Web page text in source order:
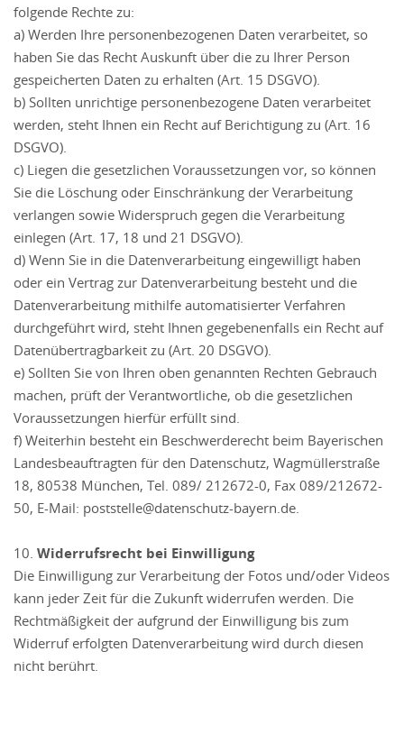
folgende Rechte zu:
a) Werden Ihre personenbezogenen Daten verarbeitet, so
haben Sie das Recht Auskunft über die zu Ihrer Person
gespeicherten Daten zu erhalten (Art. 15 DSGVO).
b) Sollten unrichtige personenbezogene Daten verarbeitet
werden, steht Ihnen ein Recht auf Berichtigung zu (Art. 16
DSGVO).
c) Liegen die gesetzlichen Voraussetzungen vor, so können
Sie die Löschung oder Einschränkung der Verarbeitung
verlangen sowie Widerspruch gegen die Verarbeitung
einlegen (Art. 17, 18 und 21 DSGVO).
d) Wenn Sie in die Datenverarbeitung eingewilligt haben
oder ein Vertrag zur Datenverarbeitung besteht und die
Datenverarbeitung mithilfe automatisierter Verfahren
durchgeführt wird, steht Ihnen gegebenenfalls ein Recht auf
Datenübertragbarkeit zu (Art. 20 DSGVO).
e) Sollten Sie von Ihren oben genannten Rechten Gebrauch
machen, prüft der Verantwortliche, ob die gesetzlichen
Voraussetzungen hierfür erfüllt sind.
f) Weiterhin besteht ein Beschwerderecht beim Bayerischen
Landesbeauftragten für den Datenschutz, Wagmüllerstraße
18, 80538 München, Tel. 089/ 212672-0, Fax 089/212672-
50, E-Mail: poststelle@datenschutz-bayern.de.
10. Widerrufsrecht bei Einwilligung
Die Einwilligung zur Verarbeitung der Fotos und/oder Videos
kann jeder Zeit für die Zukunft widerrufen werden. Die
Rechtmäßigkeit der aufgrund der Einwilligung bis zum
Widerruf erfolgten Datenverarbeitung wird durch diesen
nicht berührt.